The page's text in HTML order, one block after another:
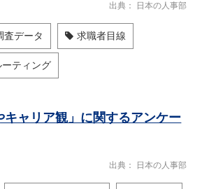
出典 日本の人事部
査データ 求職者目線
ティング
キャリア観」に関するアンケー
出典 日本の人事部